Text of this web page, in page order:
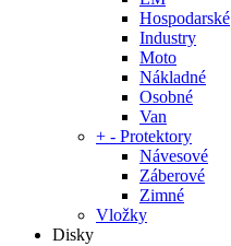
Hospodarské
Industry
Moto
Nákladné
Osobné
Van
+ - Protektory
Návesové
Záberové
Zimné
Vložky
Disky